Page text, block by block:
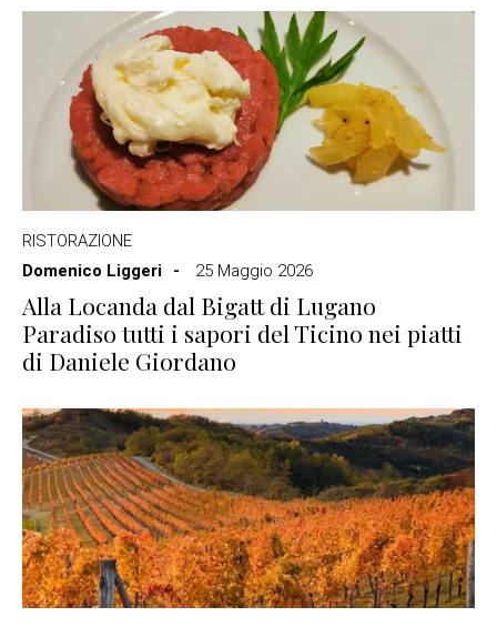
RISTORAZIONE
Domenico Liggeri
25 Maggio 2026
Alla Locanda dal Bigatt di Lugano
Paradiso tutti i sapori del Ticino nei piatti
di Daniele Giordano